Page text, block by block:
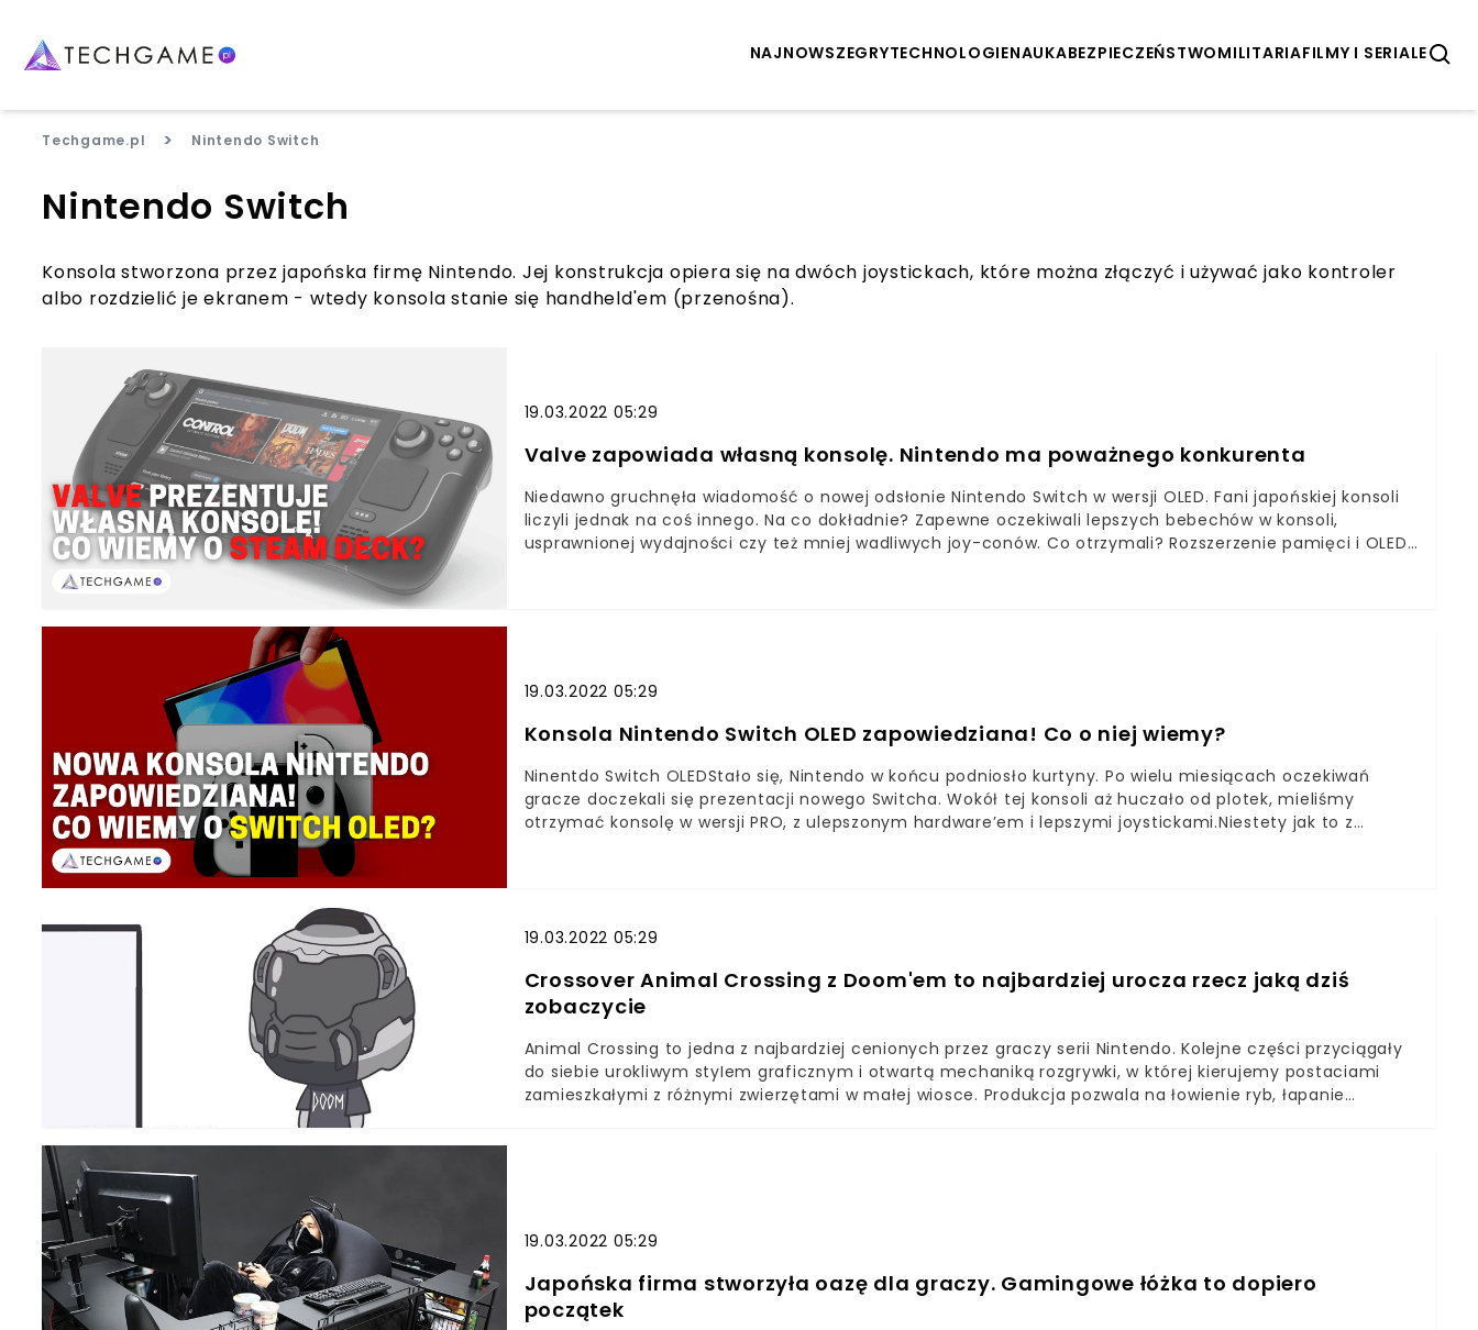
NAJNOWSZEGRYTECHNOLOGIENAUKABEZPIECZEŃSTWOMILITARIAFILMY I SERIALE
Techgame.pl > Nintendo Switch
Nintendo Switch
Konsola stworzona przez japońska firmę Nintendo. Jej konstrukcja opiera się na dwóch joystickach, które można złączyć i używać jako kontroler
albo rozdzielić je ekranem - wtedy konsola stanie się handheld'em (przenośna).
19.03.2022 05:29
Valve zapowiada własną konsolę. Nintendo ma poważnego konkurenta
Niedawno gruchnęła wiadomość o nowej odsłonie Nintendo Switch w wersji OLED. Fani japońskiej konsoli
liczyli jednak na coś innego. Na co dokładnie? Zapewne oczekiwali lepszych bebechów w konsoli,
usprawnionej wydajności czy też mniej wadliwych joy-conów. Co otrzymali? Rozszerzenie pamięci i OLED-
19.03.2022 05:29
Konsola Nintendo Switch OLED zapowiedziana! Co o niej wiemy?
Ninentdo Switch OLEDStało się, Nintendo w końcu podniosło kurtyny. Po wielu miesiącach oczekiwań
gracze doczekali się prezentacji nowego Switcha. Wokół tej konsoli aż huczało od plotek, mieliśmy
otrzymać konsolę w wersji PRO, z ulepszonym hardware’em i lepszymi joystickami.Niestety jak to z
dwukrotnie większą pamięć wewnętrzną, czyli 64 gigabajty. Problem tkwi, że w kontekście nowości, to
ulepszonej wydajności konsoli, rozdzielczości 4k, czy chociażby FULL HD w wersji przenośnej. I tak, ekran
OLEDO-wy znacznie poprawi wizualną jakość gier, aczkolwiek to nie ekran jest największą bolączką fanów
właśnie tutaj gracze upatrywali rychłego upgrade’u. Problem tkwi w tym, że już podczas premiery w 2017
roku Switch był mocno przestarzały pod względem aspektów wydajnościowych. Trzeba pamiętać, że
większość gier AAA wydawanych na Switcha, musi być przed tym mocno zdowngrade’owana. Natomiast
oczekiwania, wtedy z pewnością się nie rozczarujemy.
19.03.2022 05:29
Crossover Animal Crossing z Doom'em to najbardziej urocza rzecz jaką dziś
zobaczycie
Animal Crossing to jedna z najbardziej cenionych przez graczy serii Nintendo. Kolejne części przyciągały
do siebie urokliwym styIem graficznym i otwartą mechaniką rozgrywki, w której kierujemy postaciami
zamieszkałymi z różnymi zwierzętami w małej wiosce. Produkcja pozwala na łowienie ryb, łapanie
19.03.2022 05:29
Japońska firma stworzyła oazę dla graczy. Gamingowe łóżka to dopiero
początek